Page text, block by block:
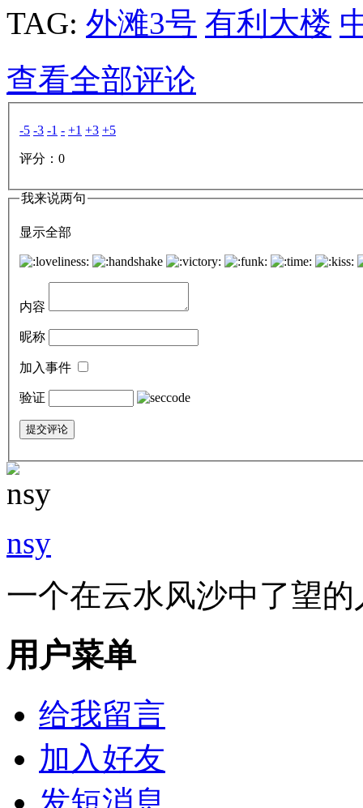
TAG: 外滩3号 有利大楼
查看全部评论
-5 -3 -1 - +1 +3 +5
评分： 0
我来说两句
显示全部
内容
昵称
加入事件
验证
提交评论
nsy
一个在云水风沙中了望
用户菜单
给我留言
加入好友